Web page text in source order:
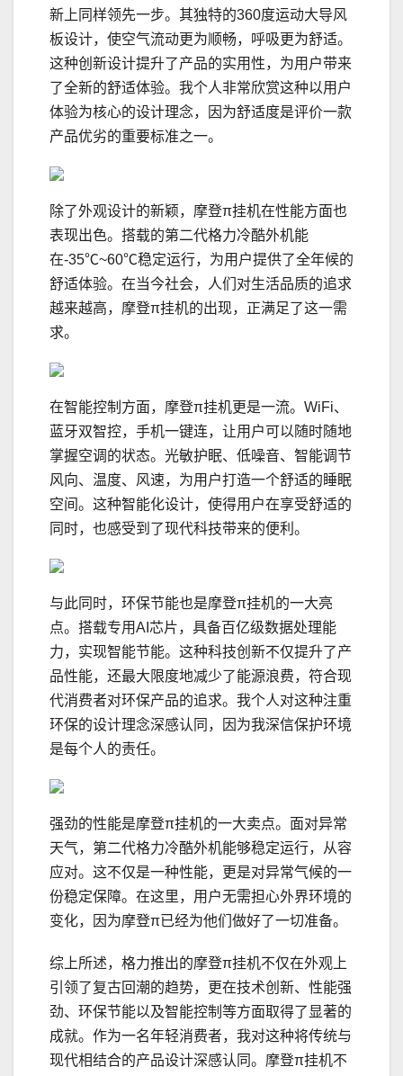
新上同样领先一步。其独特的360度运动大导风
板设计，使空气流动更为顺畅，呼吸更为舒适。
这种创新设计提升了产品的实用性，为用户带来
了全新的舒适体验。我个人非常欣赏这种以用户
体验为核心的设计理念，因为舒适度是评价一款
产品优劣的重要标准之一。
除了外观设计的新颖，摩登π挂机在性能方面也
表现出色。搭载的第二代格力冷酷外机能
在-35℃~60℃稳定运行，为用户提供了全年候的
舒适体验。在当今社会，人们对生活品质的追求
越来越高，摩登π挂机的出现，正满足了这一需
求。
在智能控制方面，摩登π挂机更是一流。WiFi、
蓝牙双智控，手机一键连，让用户可以随时随地
掌握空调的状态。光敏护眠、低噪音、智能调节
风向、温度、风速，为用户打造一个舒适的睡眠
空间。这种智能化设计，使得用户在享受舒适的
同时，也感受到了现代科技带来的便利。
与此同时，环保节能也是摩登π挂机的一大亮
点。搭载专用AI芯片，具备百亿级数据处理能
力，实现智能节能。这种科技创新不仅提升了产
品性能，还最大限度地减少了能源浪费，符合现
代消费者对环保产品的追求。我个人对这种注重
环保的设计理念深感认同，因为我深信保护环境
是每个人的责任。
强劲的性能是摩登π挂机的一大卖点。面对异常
天气，第二代格力冷酷外机能够稳定运行，从容
应对。这不仅是一种性能，更是对异常气候的一
份稳定保障。在这里，用户无需担心外界环境的
变化，因为摩登π已经为他们做好了一切准备。
综上所述，格力推出的摩登π挂机不仅在外观上
引领了复古回潮的趋势，更在技术创新、性能强
劲、环保节能以及智能控制等方面取得了显著的
成就。作为一名年轻消费者，我对这种将传统与
现代相结合的产品设计深感认同。摩登π挂机不